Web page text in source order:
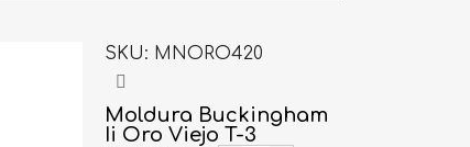
SKU MNORO420
Moldura Buckingham
Ii Oro Viejo T-3